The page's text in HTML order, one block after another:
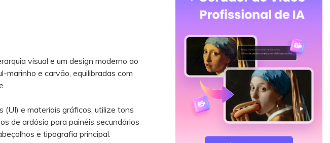
visual e um design moderno ao
marinho e carvão, equilibradas com
e materiais gráficos, utilize tons
de ardósia para painéis secundários
e tipografia principal.